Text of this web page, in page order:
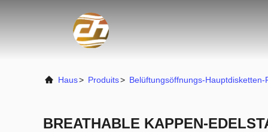
Haus> Produits> Belüftungsöffnungs-Hauptdisketten-
BREATHABLE KAPPEN-